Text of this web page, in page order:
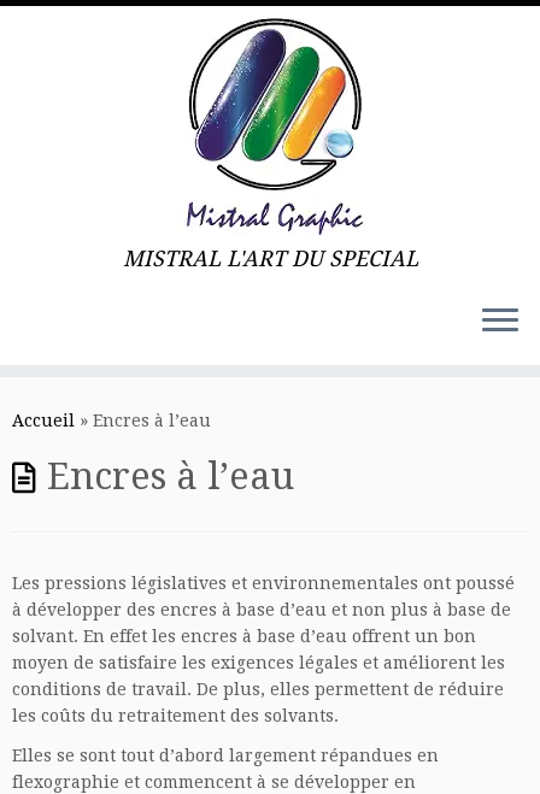
MISTRAL L'ART DU SPECIAL
Accueil » Encres à l’eau
Encres à l’eau
Les pressions législatives et environnementales ont poussé
à développer des encres à base d’eau et non plus à base de
solvant. En effet les encres à base d’eau offrent un bon
moyen de satisfaire les exigences légales et améliorent les
conditions de travail. De plus, elles permettent de réduire
les coûts du retraitement des solvants.
Elles se sont tout d’abord largement répandues en
flexographie et commencent à se développer en